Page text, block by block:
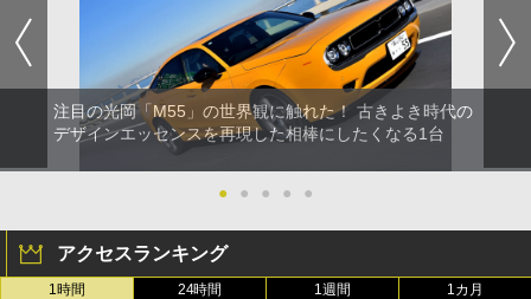
注目の光岡「M55」の世界観に触れた！ 古きよき時代の
デザインエッセンスを再現した相棒にしたくなる1台
● ● ● ● ●
アクセスランキング
1時間 24時間 1週間 1カ月